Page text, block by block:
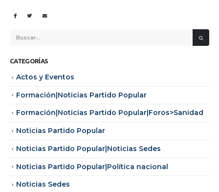
CATEGORÍAS
Actos y Eventos
Formación|Noticias Partido Popular
Formación|Noticias Partido Popular|Foros>Sanidad
Noticias Partido Popular
Noticias Partido Popular|Noticias Sedes
Noticias Partido Popular|Política nacional
Noticias Sedes